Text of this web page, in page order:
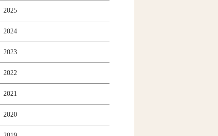
2025
2024
2023
2022
2021
2020